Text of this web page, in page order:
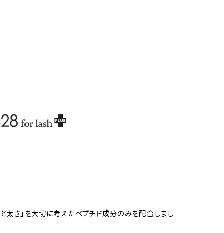
さ」を大切に考えたペプチド成分のみを配合しまし